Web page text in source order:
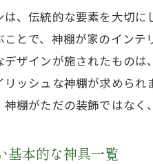
、伝統的な要素を大切
とで、神棚が家のイン
ザインが施されたもの
ッシュな神棚が求めら
棚がただの装飾ではなく
基本的な神具一覧